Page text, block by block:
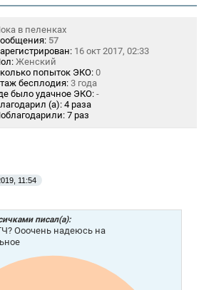
в пеленках
57
16 окт 2017, 02:33
Женский
попыток ЭКО: 0
бесплодия: 3 года
было удачное ЭКО: -
(а): 4 раза
7 раз
11:54
писал(а):
Ооочень надеюсь на